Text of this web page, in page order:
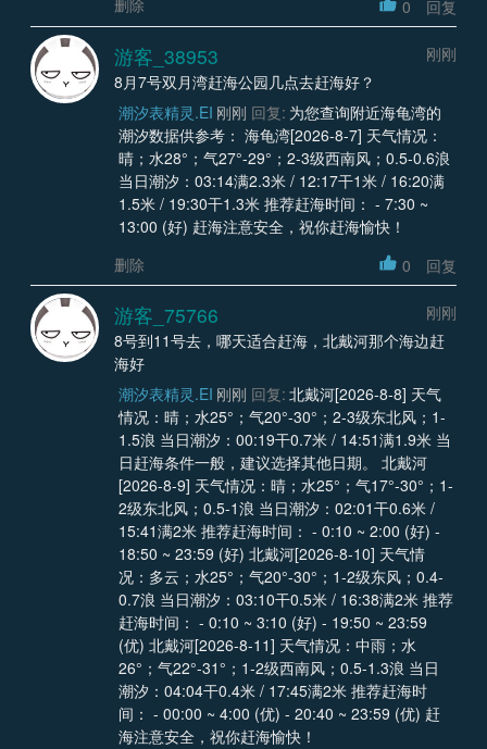
删除 0 回复
游客_38953
刚刚
8月7号双月湾赶海公园几点去赶海好？
潮汐表精灵.EI 刚刚 回复: 为您查询附近海龟湾的
潮汐数据供参考： 海龟湾[2026-8-7] 天气情况：
晴；水28°；气27°-29°；2-3级西南风；0.5-0.6浪
当日潮汐：03:14满2.3米 / 12:17干1米 / 16:20满
1.5米 / 19:30干1.3米 推荐赶海时间： - 7:30 ~
13:00 (好) 赶海注意安全，祝你赶海愉快！
删除
0 回复
游客_75766
刚刚
8号到11号去，哪天适合赶海，北戴河那个海边赶
海好
潮汐表精灵.EI 刚刚 回复: 北戴河[2026-8-8] 天气
情况：晴；水25°；气20°-30°；2-3级东北风；1-
1.5浪 当日潮汐：00:19干0.7米 / 14:51满1.9米 当
日赶海条件一般，建议选择其他日期。 北戴河
[2026-8-9] 天气情况：晴；水25°；气17°-30°；1-
2级东北风；0.5-1浪 当日潮汐：02:01干0.6米 /
15:41满2米 推荐赶海时间： - 0:10 ~ 2:00 (好) -
18:50 ~ 23:59 (好) 北戴河[2026-8-10] 天气情
况：多云；水25°；气20°-30°；1-2级东风；0.4-
0.7浪 当日潮汐：03:10干0.5米 / 16:38满2米 推荐
赶海时间： - 0:10 ~ 3:10 (好) - 19:50 ~ 23:59
(优) 北戴河[2026-8-11] 天气情况：中雨；水
26°；气22°-31°；1-2级西南风；0.5-1.3浪 当日
潮汐：04:04干0.4米 / 17:45满2米 推荐赶海时
间： - 00:00 ~ 4:00 (优) - 20:40 ~ 23:59 (优) 赶
海注意安全，祝你赶海愉快！